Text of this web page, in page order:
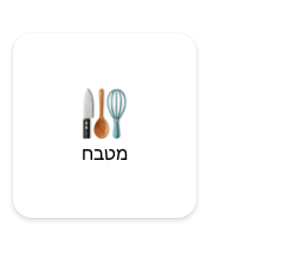
מטבח